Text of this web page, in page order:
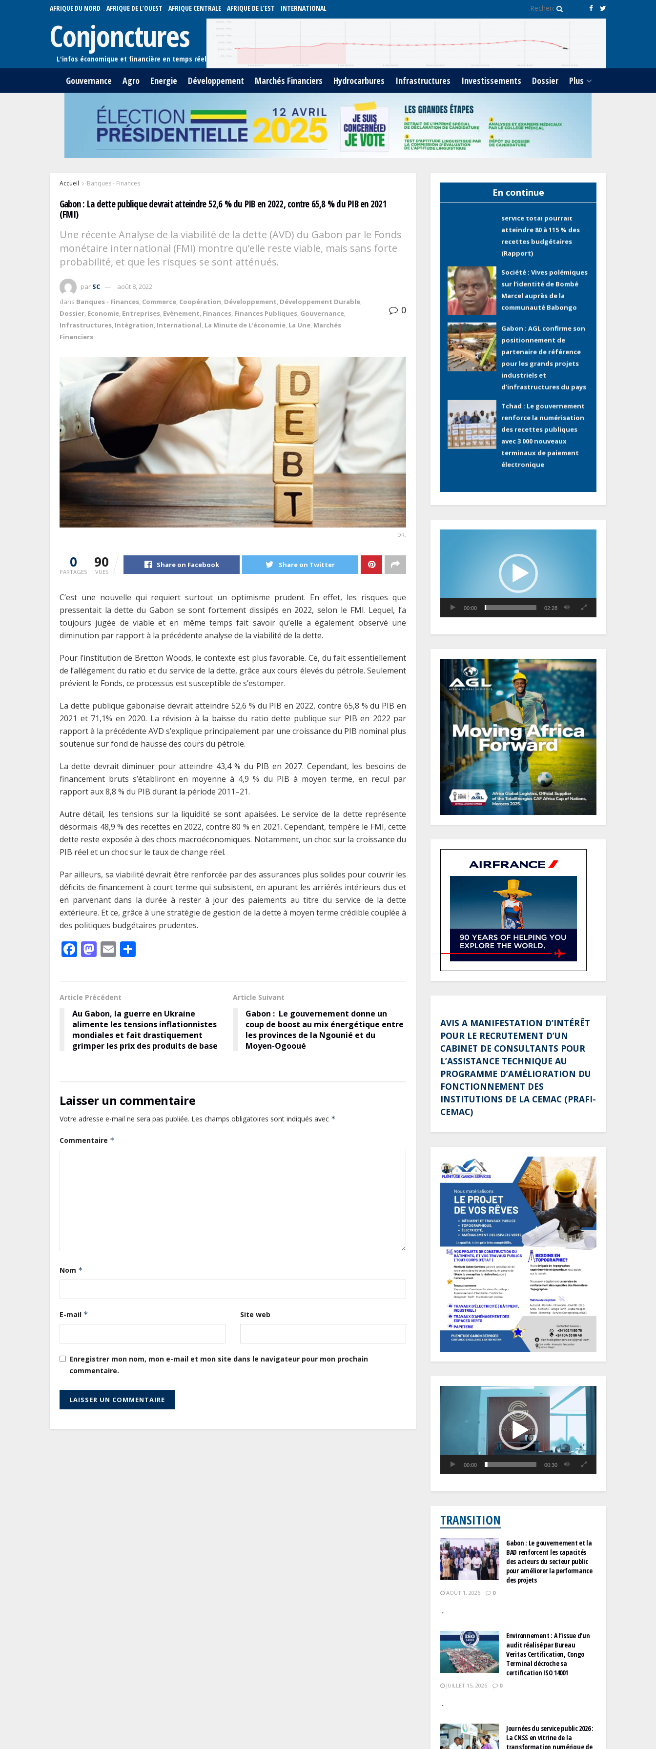
AFRIQUE DU NORD AFRIQUE DE L’OUEST AFRIQUE CENTRALE AFRIQUE DE L’EST INTERNATIONAL
Conjonctures
Gouvernance Agro Energie Développement Marchés Financiers Hydrocarbures Infrastructures Investissements Dossier Plus
Accueil Banques - Finances
Gabon : La dette publique devrait atteindre 52,6 % du PIB en 2022, contre 65,8 % du PIB en 2021
(FMI)
Une récente Analyse de la viabilité de la dette (AVD) du Gabon par le Fonds
monétaire international (FMI) montre qu’elle reste viable, mais sans forte
probabilité, et que les risques se sont atténués.
par SC
août 8, 2022
dans Banques - Finances Commerce Coopération Développement Développement Durable
Dossier Economie Entreprises Evènement Finances Finances Publiques Gouvernance
Infrastructures Intégration International La Minute de L'économie La Une Marchés
Financiers
0
DR.
0
PARTAGES
90
VUES
Share on Facebook Share on Twitter
C’est une nouvelle qui requiert surtout un optimisme prudent. En effet, les risques que
pressentait la dette du Gabon se sont fortement dissipés en 2022, selon le FMI. Lequel, l’a
toujours jugée de viable et en même temps fait savoir qu’elle a également observé une
diminution par rapport à la précédente analyse de la viabilité de la dette.
Pour l’institution de Bretton Woods, le contexte est plus favorable. Ce, du fait essentiellement
de l’allégement du ratio et du service de la dette, grâce aux cours élevés du pétrole. Seulement
prévient le Fonds, ce processus est susceptible de s’estomper.
La dette publique gabonaise devrait atteindre 52,6 % du PIB en 2022, contre 65,8 % du PIB en
2021 et 71,1% en 2020. La révision à la baisse du ratio dette publique sur PIB en 2022 par
rapport à la précédente AVD s’explique principalement par une croissance du PIB nominal plus
soutenue sur fond de hausse des cours du pétrole.
La dette devrait diminuer pour atteindre 43,4 % du PIB en 2027. Cependant, les besoins de
financement bruts s’établiront en moyenne à 4,9 % du PIB à moyen terme, en recul par
rapport aux 8,8 % du PIB durant la période 2011–21.
Autre détail, les tensions sur la liquidité se sont apaisées. Le service de la dette représente
désormais 48,9 % des recettes en 2022, contre 80 % en 2021. Cependant, tempère le FMI, cette
dette reste exposée à des chocs macroéconomiques. Notamment, un choc sur la croissance du
PIB réel et un choc sur le taux de change réel.
Par ailleurs, sa viabilité devrait être renforcée par des assurances plus solides pour couvrir les
déficits de financement à court terme qui subsistent, en apurant les arriérés intérieurs dus et
en parvenant dans la durée à rester à jour des paiements au titre du service de la dette
extérieure. Et ce, grâce à une stratégie de gestion de la dette à moyen terme crédible couplée à
des politiques budgétaires prudentes.
F
b
o
o
k
M
d
o
n
E
l
er
Article Précédent
Au Gabon, la guerre en Ukraine
alimente les tensions inflationnistes
mondiales et fait drastiquement
grimper les prix des produits de base
Article Suivant
Gabon : Le gouvernement donne un
coup de boost au mix énergétique entre
les provinces de la Ngounié et du
Moyen-Ogooué
Laisser un commentaire
Votre adresse e-mail ne sera pas publiée. Les champs obligatoires sont indiqués avec *
Commentaire *
Nom *
E-mail * Site web
Enregistrer mon nom, mon e-mail et mon site dans le navigateur pour mon prochain
commentaire.
En continue
secteur public pour
et le Burkina Faso
procèdent à la reddition
des comptes des exercices
Gabon : Les paiements
d’intérêts de la dette
absorbent 20 à 30 % des
recettes, tandis que le
atteindre 80 à 115 % des
recettes budgétaires
(Rapport)
Société : Vives polémiques
sur l’identité de Bombé
Marcel auprès de la
communauté Babongo
Gabon : AGL confirme son
positionnement de
partenaire de référence
pour les grands projets
industriels et
d’infrastructures du pays
Tchad : Le gouvernement
renforce la numérisation
des recettes publiques
avec 3 000 nouveaux
terminaux de paiement
électronique
Congo : L’encours total de
la dette publique oscille
autour de 9 483 milliards
de FCFA
Gabon : L’activité
réussi sur les marchés
internationaux avec un
eurobond de 920 millions
de dollars
Cameroun : L’encours de la
15 607 milliards de FCFA, à
44,2 % du PIB
Gabon : Le gouvernement
et la BAD renforcent les
capacités des acteurs du
secteur public pour
améliorer la performance
des projets
Sécurité sociale : Le Gabon
et le Burkina Faso
procèdent à la reddition
des comptes des exercices
2023, 2024 et 2025
service total pourrait
atteindre 80 à 115 % des
recettes budgétaires
(Rapport)
Société : Vives polémiques
sur l’identité de Bombé
Marcel auprès de la
communauté Babongo
Gabon : AGL confirme son
industriels et
d’infrastructures du pays
Tchad : Le gouvernement
renforce la numérisation
des recettes publiques
avec 3 000 nouveaux
terminaux de paiement
00:00 02:28
AVIS A MANIFESTATION D’INTÉRÊT
POUR LE RECRUTEMENT D’UN
CABINET DE CONSULTANTS POUR
L’ASSISTANCE TECHNIQUE AU
PROGRAMME D’AMÉLIORATION DU
FONCTIONNEMENT DES
INSTITUTIONS DE LA CEMAC (PRAFI-
CEMAC)
Lecteur
00:00 00:30
TRANSITION
Gabon : Le gouvernement et la
BAD renforcent les capacités
des acteurs du secteur public
pour améliorer la performance
des projets
AOÛT 1, 2026 0
...
Environnement : A l’issue d’un
audit réalisé par Bureau
Veritas Certification, Congo
Terminal décroche sa
certification ISO 14001
JUILLET 15, 2026 0
...
Journées du service public 2026 :
La CNSS en vitrine de la
transformation numérique de